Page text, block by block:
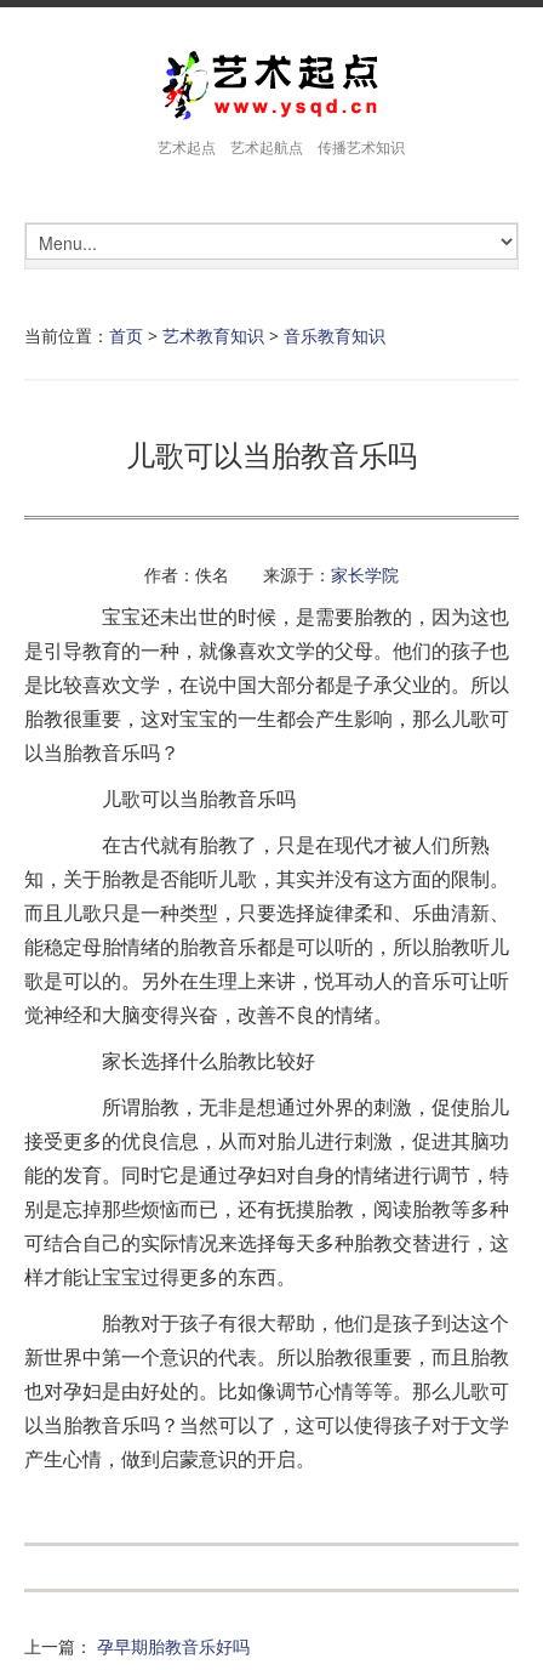
艺术起点 艺术起航点 传播艺术知识
当前位置： 首页 > 艺术教育知识 > 音乐教育知识
儿歌可以当胎教音乐吗
作者：佚名 来源于： 家长学院
宝宝还未出世的时候，是需要胎教的，因为这也
是引导教育的一种，就像喜欢文学的父母。他们的孩子也
是比较喜欢文学，在说中国大部分都是子承父业的。所以
胎教很重要，这对宝宝的一生都会产生影响，那么儿歌可
以当胎教音乐吗？
儿歌可以当胎教音乐吗
在古代就有胎教了，只是在现代才被人们所熟
知，关于胎教是否能听儿歌，其实并没有这方面的限制。
而且儿歌只是一种类型，只要选择旋律柔和、乐曲清新、
能稳定母胎情绪的胎教音乐都是可以听的，所以胎教听儿
歌是可以的。另外在生理上来讲，悦耳动人的音乐可让听
觉神经和大脑变得兴奋，改善不良的情绪。
家长选择什么胎教比较好
所谓胎教，无非是想通过外界的刺激，促使胎儿
接受更多的优良信息，从而对胎儿进行刺激，促进其脑功
能的发育。同时它是通过孕妇对自身的情绪进行调节，特
别是忘掉那些烦恼而已，还有抚摸胎教，阅读胎教等多种
可结合自己的实际情况来选择每天多种胎教交替进行，这
样才能让宝宝过得更多的东西。
胎教对于孩子有很大帮助，他们是孩子到达这个
新世界中第一个意识的代表。所以胎教很重要，而且胎教
也对孕妇是由好处的。比如像调节心情等等。那么儿歌可
以当胎教音乐吗？当然可以了，这可以使得孩子对于文学
产生心情，做到启蒙意识的开启。
上一篇 ： 孕早期胎教音乐好吗